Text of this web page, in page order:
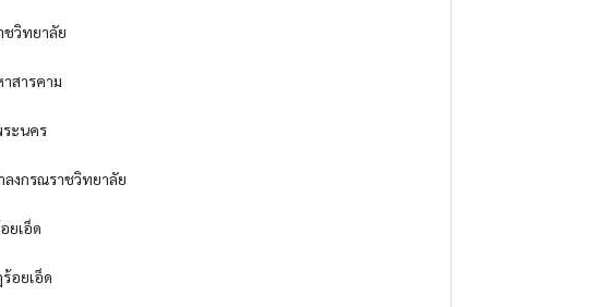
ทยาลัย
ารคาม
ะนคร
กรณราชวิทยาลัย
เอ็ด
อยเอ็ด